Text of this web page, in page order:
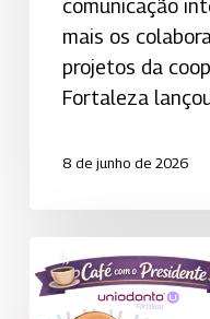
comunicação
mais os
projetos da
Fortaleza
8 de junho de 2026
Café
com